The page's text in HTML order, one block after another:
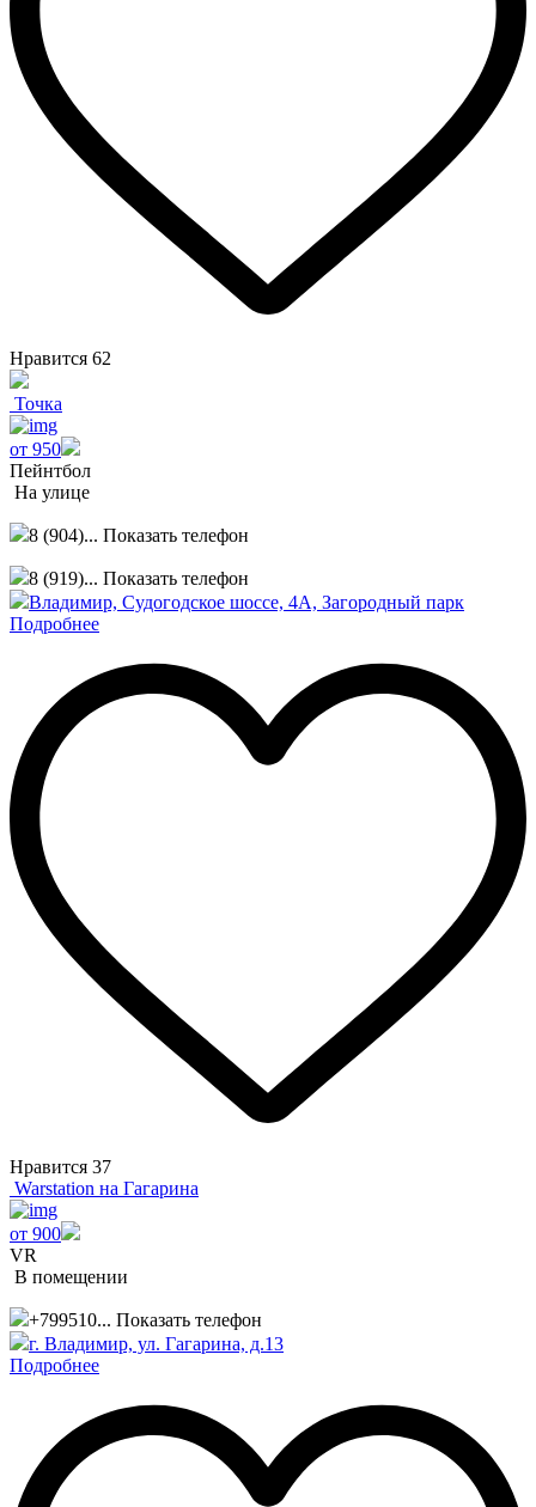
Нравится 62
Точка
от 950
Пейнтбол
На улице
8 (904)... Показать телефон
8 (919)... Показать телефон
Владимир, Судогодское шоссе, 4А, Загородный парк
Подробнее
Нравится 37
Warstation на Гагарина
от 900
VR
В помещении
+799510... Показать телефон
г. Владимир, ул. Гагарина, д.13
Подробнее